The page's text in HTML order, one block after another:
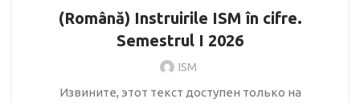
(Română) Instruirile ISM în cifre.
Semestrul I 2026
ISM
Извините, этот текст доступен только на